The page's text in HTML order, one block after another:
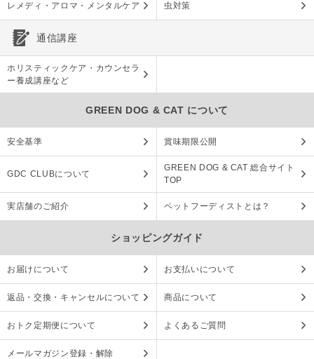
レメディ・アロマ・メンタルケア 虫対策
通信講座
ホリスティックケア・カウンセラ
ー養成講座など
GREEN DOG & CAT について
安全基準 賞味期限公開
GDC CLUBについて
GREEN DOG & CAT 総合サイト
TOP
実店舗のご紹介 ペットフーディストとは？
ショッピングガイド
お届けについて お支払いについて
返品・交換・キャンセルについて 商品について
おトク定期便について よくあるご質問
メールマガジン登録・解除